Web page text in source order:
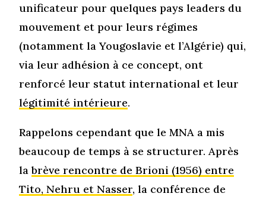
unificateur pour quelques pays leaders du
mouvement et pour leurs régimes
(notamment la Yougoslavie et l’Algérie) qui,
via leur adhésion à ce concept, ont
renforcé leur statut international et leur
légitimité intérieure.
Rappelons cependant que le MNA a mis
beaucoup de temps à se structurer. Après
labrève rencontre de Brioni (1956) entre
Tito, Nehru et Nasser, la conférence de